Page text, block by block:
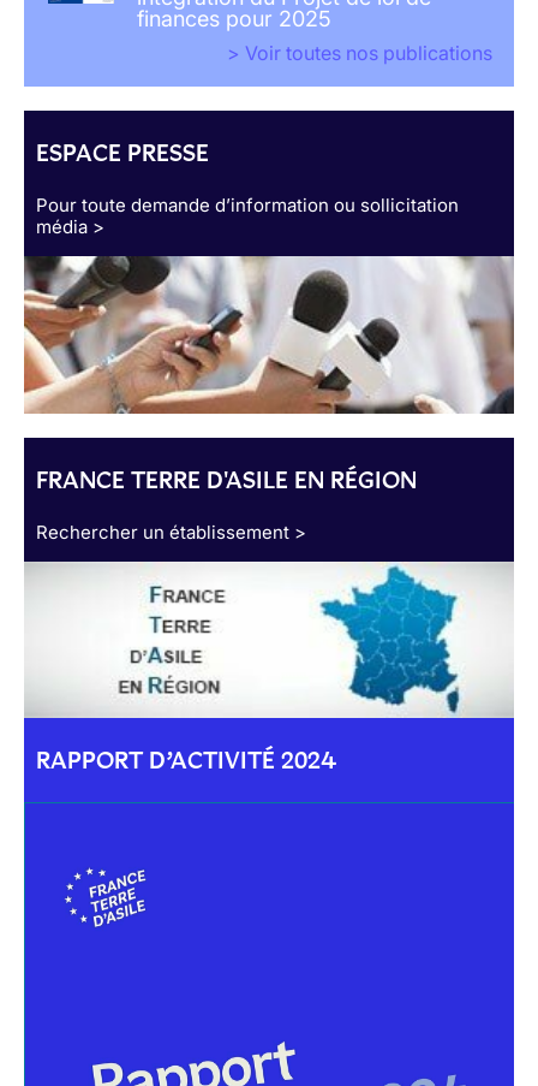
finances pour 2025
> Voir toutes nos publications
ESPACE PRESSE
Pour toute demande d’information ou sollicitation
média >
FRANCE TERRE D'ASILE EN RÉGION
Rechercher un établissement >
RAPPORT D’ACTIVITÉ 2024